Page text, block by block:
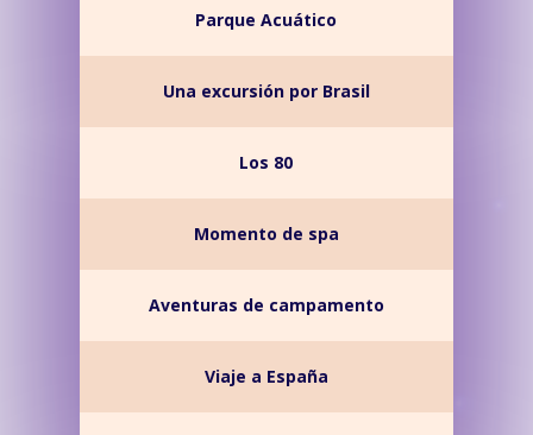
Parque Acuático
Una excursión por Brasil
Los 80
Momento de spa
Aventuras de campamento
Viaje a España